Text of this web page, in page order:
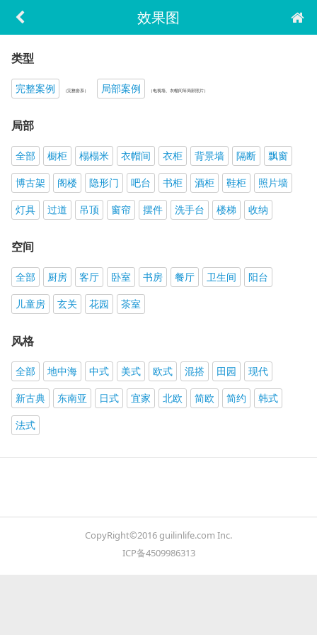
效果图
类型
完整案例 （完整套系） 局部案例 （电视墙、衣帽间等局部照片）
局部
全部 橱柜 榻榻米 衣帽间 衣柜 背景墙 隔断
飘窗
博古架
阁楼 隐形门 吧台 书柜 酒柜 鞋柜
照片墙
灯具
过道 吊顶 窗帘 摆件 洗手台 楼梯 收纳
空间
全部 厨房 客厅 卧室 书房 餐厅 卫生间
阳台
儿童房
玄关 花园 茶室
风格
全部 地中海 中式 美式 欧式 混搭 田园
现代
新古典
东南亚 日式 宜家 北欧 简欧 简约
韩式
法式
CopyRight©2016 guilinlife.com Inc.
ICP备4509986313